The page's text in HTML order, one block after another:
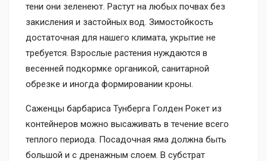
тени они зеленеют. Растут на любых почвах без
закисления и застойных вод. Зимостойкость
достаточная для нашего климата, укрытие не
требуется. Взрослые растения нуждаются в
весенней подкормке органикой, санитарной
обрезке и иногда формировании кроны.
Саженцы барбариса Тунберга Голден Рокет из
контейнеров можно высаживать в течение всего
теплого периода. Посадочная яма должна быть
большой и с дренажным слоем. В субстрат